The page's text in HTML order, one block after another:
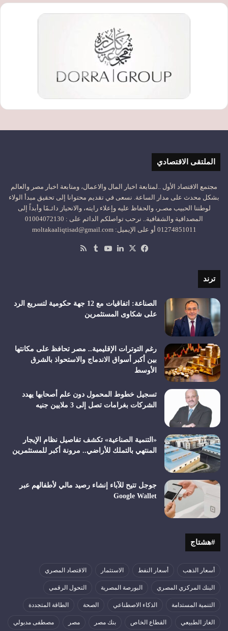
الملتقى الاقتصادي
مجتمع الاقتصاد الأول ..لمتابعة اخبار المال والاعمال، ومتابعة اخبار مصر والعالم
بشكل محدث على مدار الساعة. نسعى في تقديم محتوانا إلى تحقيق مبدأ الولاء
لوطننا الحبيب مصـر، والحفاظ عليه وإعلاء رايته، والانحياز دائـمًا وأبداً إلى
المصداقية والشفافية.. نرحب تواصلكم الدائم على : 01004072130
01274851011 أو على الإيميل: moltakaaliqtisad@gmail.com
فيسبوك
‫X لينكدإن‫YouTube
ترند
الصناعة: اتفاقيات مع 12 جهة حكومية لتسريع الرد
على شكاوى المستثمرين
رغم التوترات الإقليمية.. مصر تحافظ على مكانتها
بين أكبر أسواق الاندماج والاستحواذ بالشرق
الأوسط
تسجيل خطوط المحمول دون علم أصحابها يهدد
الشركات بغرامات تصل إلى 3 ملايين جنيه
«التنمية الصناعية» تكشف تفاصيل نظام الإيجار
المنتهي بالتملك للأراضي.. مرونة أكبر للمستثمرين
جوجل تتيح للآباء إنشاء رصيد مالي لأطفالهم عبر
Google Wallet
#هشتاج
أسعار الذهب أسعار النفط الاستثمار الاقتصاد المصري
البنك المركزي المصري البورصة المصرية التحول الرقمي
التنمية المستدامة الذكاء الاصطناعي الصحة الطاقة المتجددة
الغاز الطبيعي القطاع الخاص بنك مصر مصر مصطفى مدبولي